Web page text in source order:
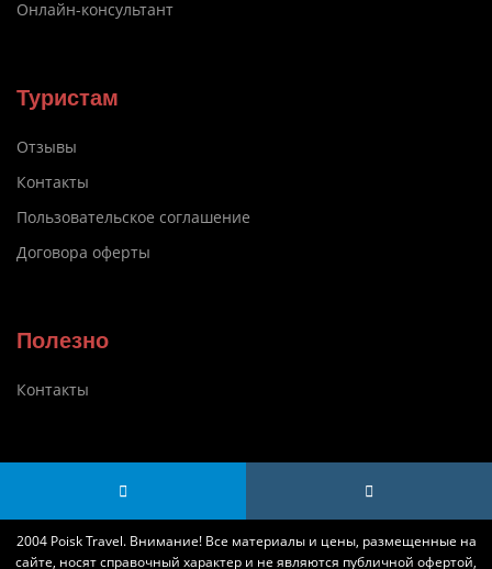
Онлайн-консультант
Туристам
Отзывы
Контакты
Пользовательское соглашение
Договора оферты
Полезно
Контакты
2004 Poisk Travel. Внимание! Все материалы и цены, размещенные на
сайте, носят справочный характер и не являются публичной офертой,